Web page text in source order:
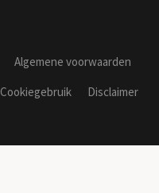
Algemene voorwaarden
Cookiegebruik
Disclaimer